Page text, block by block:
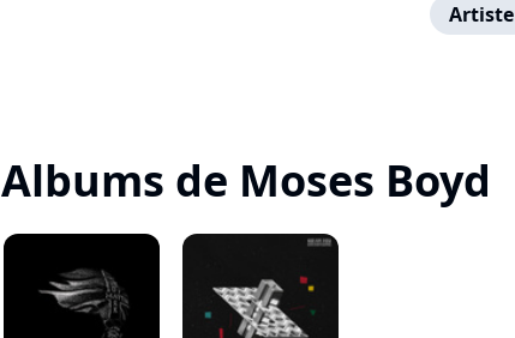
Artiste
Albums de Moses Boyd